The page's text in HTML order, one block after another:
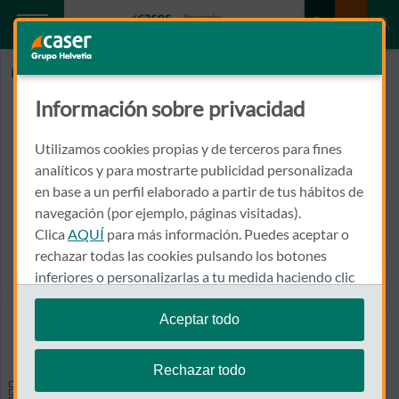
Inicio FLOREZ FUERTES, JULIO
FLOREZ FUERTES, JULIO
24400 - PONFERRADA
987 423 253
Llamar a FLOREZ FUERTES,
Ver el mapa en Google Maps
Información sobre privacidad
Utilizamos cookies propias y de terceros para fines
analíticos y para mostrarte publicidad personalizada
en base a un perfil elaborado a partir de tus hábitos de
navegación (por ejemplo, páginas visitadas).
Clica AQUÍ para más información. Puedes aceptar o
rechazar todas las cookies pulsando los botones
inferiores o personalizarlas a tu medida haciendo clic
en"configurar cookies".
Te recordamos que puedes modificar tus ajustes de
cookies en cualquier momento en la sección
Aceptar todo
Rechazar todo